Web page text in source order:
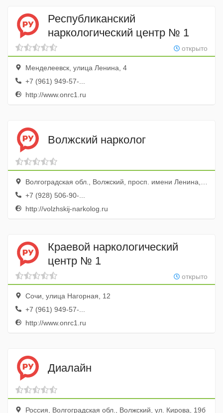
Республиканский
наркологический центр № 1
открыто
Менделеевск, улица Ленина, 4
+7 (961) 949-57-...
http://www.onrc1.ru
Волжский нарколог
Волгоградская обл., Волжский, просп. имени Ленина, 137
+7 (928) 506-90-...
http://volzhskij-narkolog.ru
Краевой наркологический
центр № 1
открыто
Сочи, улица Нагорная, 12
+7 (961) 949-57-...
http://www.onrc1.ru
Диалайн
Россия, Волгоградская обл., Волжский, ул. Кирова, 19б